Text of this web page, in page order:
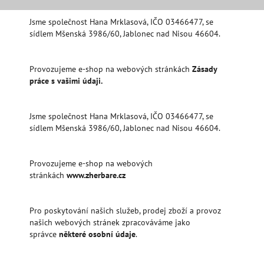
Jsme společnost Hana Mrklasová, IČO 03466477, se
sídlem Mšenská 3986/60, Jablonec nad Nisou 46604.
Provozujeme e-shop na webových stránkách Zásady
práce s vašimi údaji.
Jsme společnost Hana Mrklasová, IČO 03466477, se
sídlem Mšenská 3986/60, Jablonec nad Nisou 46604.
Provozujeme e-shop na webových
stránkách www.zherbare.cz
Pro poskytování našich služeb, prodej zboží a provoz
našich webových stránek zpracováváme jako
správce některé osobní údaje.